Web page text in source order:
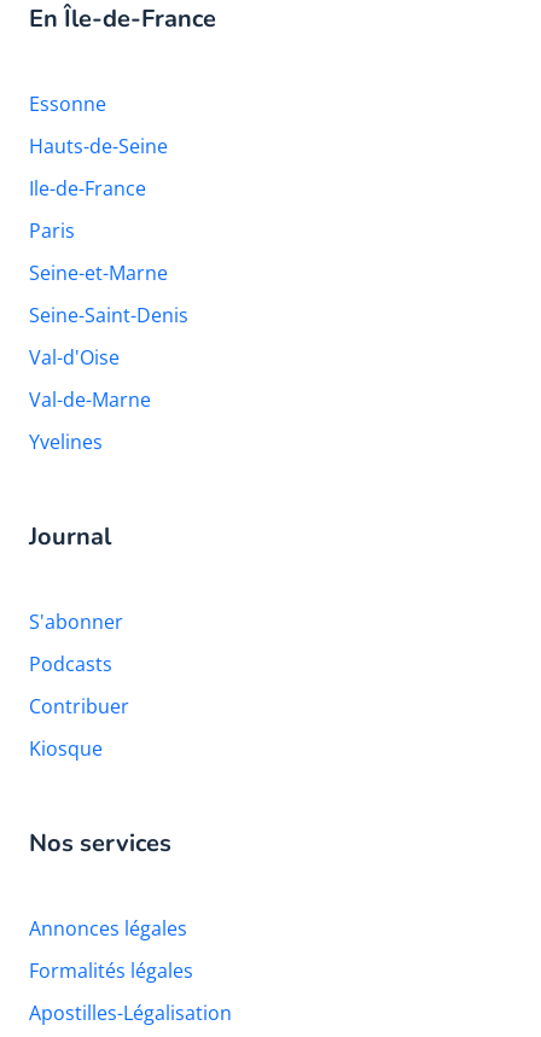
En Île-de-France
Essonne
Hauts-de-Seine
Ile-de-France
Paris
Seine-et-Marne
Seine-Saint-Denis
Val-d'Oise
Val-de-Marne
Yvelines
Journal
S'abonner
Podcasts
Contribuer
Kiosque
Nos services
Annonces légales
Formalités légales
Apostilles-Légalisation